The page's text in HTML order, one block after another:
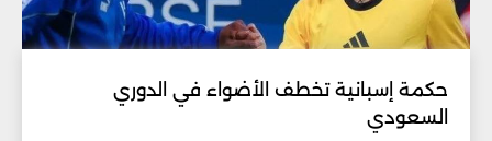
حكمة إسبانية تخطف الأضواء في الدوري
السعودي